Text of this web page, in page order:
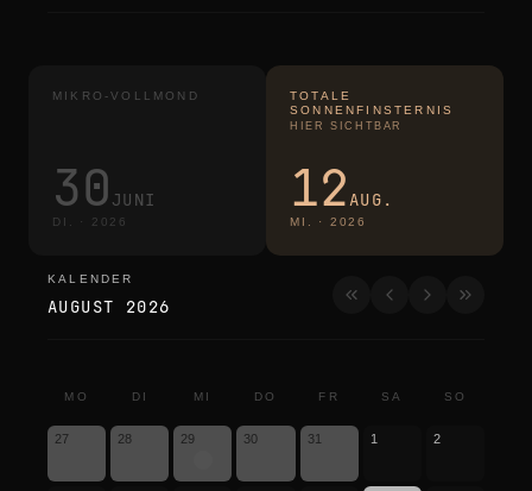
MIKRO-VOLLMOND
30 JUNI
DI. · 2026
TOTALE
SONNENFINSTERNIS
HIER SICHTBAR
12AUG.
MI. · 2026
kalender
KALENDER
AUGUST 2026
MO DI MI DO FR SA SO
27 28 29 30 31 1 2